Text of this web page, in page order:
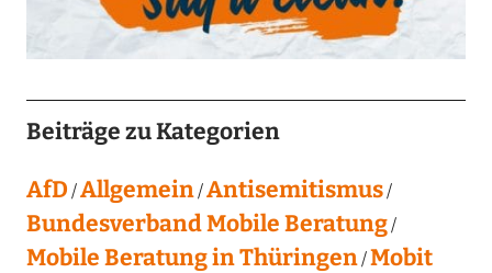
Beiträge zu Kategorien
AfD Allgemein Antisemitismus
Bundesverband Mobile Beratung
Mobile Beratung in Thüringen Mobit